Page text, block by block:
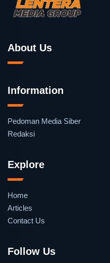
About Us
Information
Pedoman Media Siber
Redaksi
Explore
Home
Articles
Contact Us
Follow Us